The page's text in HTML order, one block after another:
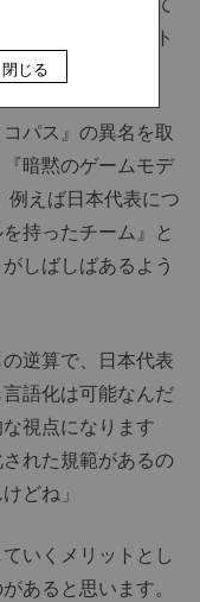
の設定の仕方とト
いました」
パス』の異名を取
暗黙のゲームモデ
例えば日本代表につ
持ったチーム』と
しばしばあるよう
逆算で、日本代表
語化は可能なんだ
視点になります
れた規範があるの
どね」
いくメリットとし
あると思います。
閉じる